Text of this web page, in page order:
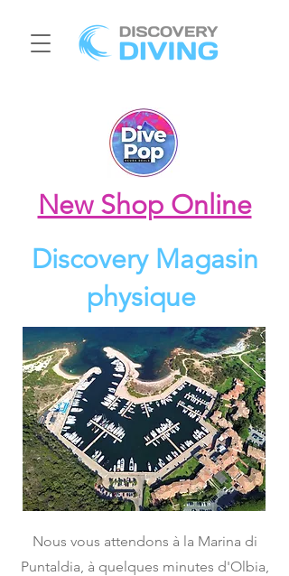
New Shop Online
Discovery Magasin
physique
Nous vous attendons à la Marina di
Puntaldia, à quelques minutes d'Olbia,